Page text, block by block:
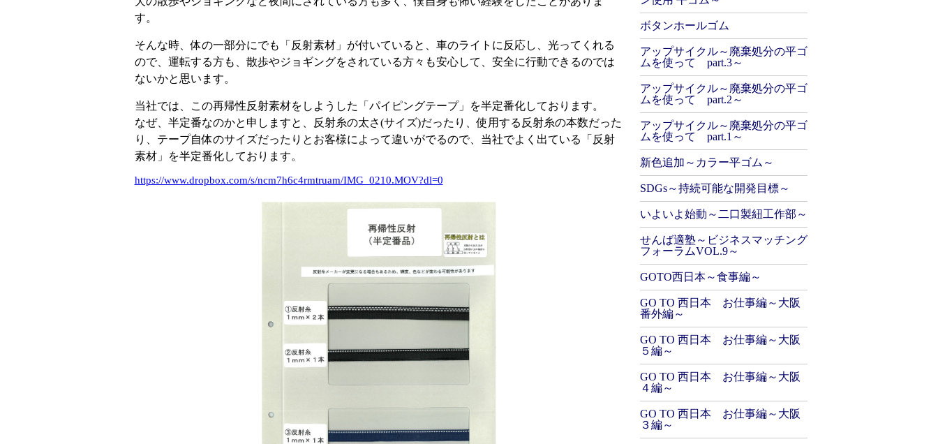
す。
そんな時、体の一部分にでも「反射素材」が付いていると、車のライトに反応し、光ってくれる
ので、運転する方も、散歩やジョギングをされている方々も安心して、安全に行動できるのでは
ないかと思います。
当社では、この再帰性反射素材をしようした「パイピングテープ」を半定番化しております。
なぜ、半定番なのかと申しますと、反射糸の太さ(サイズ)だったり、使用する反射糸の本数だった
り、テープ自体のサイズだったりとお客様によって違いがでるので、当社でよく出ている「反射
素材」を半定番化しております。
https://www.dropbox.com/s/ncm7h6c4rmtruam/IMG_0210.MOV?dl=0
ボタンホールゴム
アップサイクル～廃棄処分の平ゴ
ムを使って part.3～
アップサイクル～廃棄処分の平ゴ
ムを使って part.2～
アップサイクル～廃棄処分の平ゴ
ムを使って part.1～
新色追加～カラー平ゴム～
SDGs～持続可能な開発目標～
いよいよ始動～二口製紐工作部～
せんば適塾～ビジネスマッチング
フォーラムVOL.9～
GOTO西日本～食事編～
GO TO 西日本 お仕事編～大阪
番外編～
GO TO 西日本 お仕事編～大阪
５編～
GO TO 西日本 お仕事編～大阪
４編～
GO TO 西日本 お仕事編～大阪
３編～